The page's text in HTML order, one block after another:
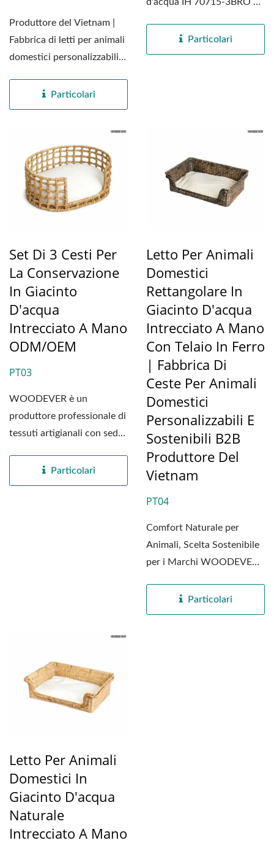
Produttore del Vietnam |
Fabbrica di letti per animali
domestici personalizzabili e
Particolari
Particolari
Set Di 3 Cesti Per
La Conservazione
In Giacinto
D'acqua
Intrecciato A Mano
ODM/OEM
PT03
WOODEVER è un
produttore professionale di
tessuti artigianali con sede
Particolari
Letto Per Animali
Domestici
Rettangolare In
Giacinto D'acqua
Intrecciato A Mano
Con Telaio In Ferro
| Fabbrica Di
Ceste Per Animali
Domestici
Personalizzabili E
Sostenibili B2B
Produttore Del
Vietnam
PT04
Comfort Naturale per
Animali, Scelta Sostenibile
per i Marchi WOODEVER
Particolari
Letto Per Animali
Domestici In
Giacinto D'acqua
Naturale
Intrecciato A Mano